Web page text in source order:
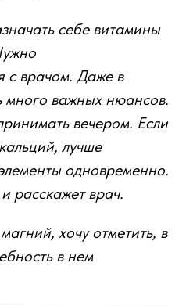
себе витамины
с врачом. Даже в
много важных нюансов.
вечером. Если
лучше
одновременно.
расскажет врач.
хочу отметить, в
в нем